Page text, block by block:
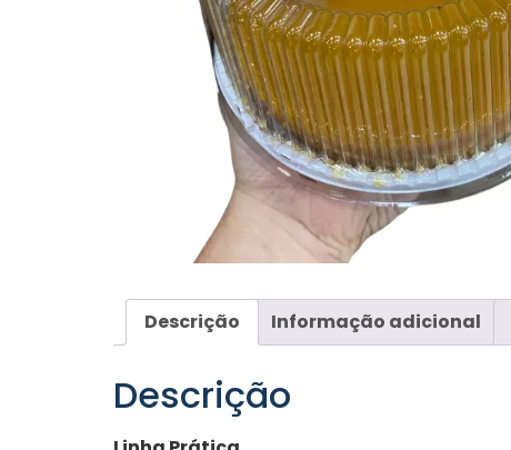
Descrição Informação adicional
Descrição